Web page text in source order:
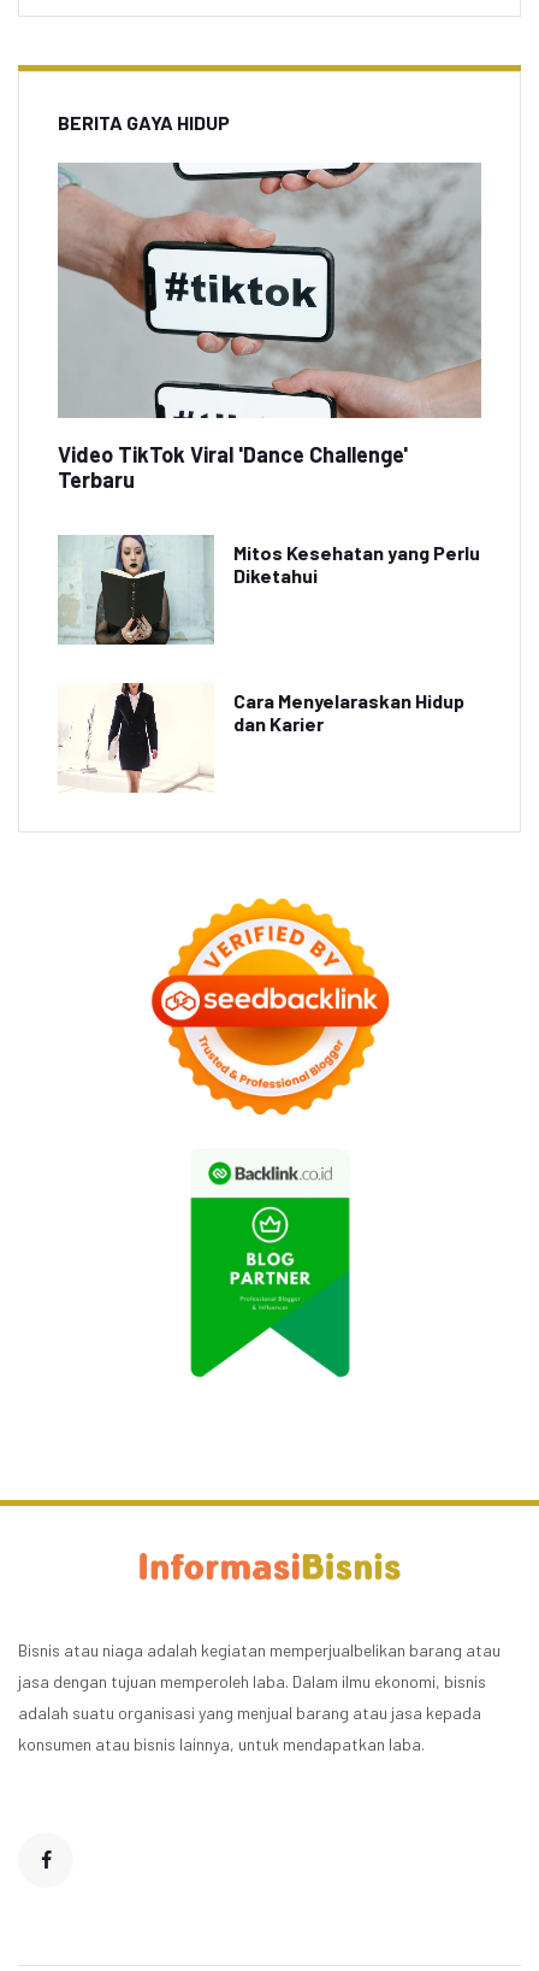
BERITA GAYA HIDUP
Video TikTok Viral 'Dance Challenge'
Terbaru
Mitos Kesehatan yang Perlu
Diketahui
Cara Menyelaraskan Hidup
dan Karier
Bisnis atau niaga adalah kegiatan memperjualbelikan barang atau
jasa dengan tujuan memperoleh laba. Dalam ilmu ekonomi, bisnis
adalah suatu organisasi yang menjual barang atau jasa kepada
konsumen atau bisnis lainnya, untuk mendapatkan laba.